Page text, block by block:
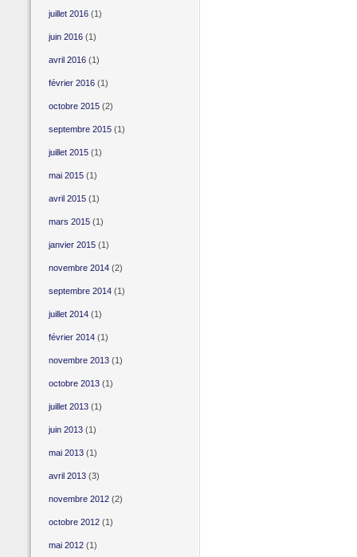
juillet 2016(1)
juin 2016(1)
avril 2016(1)
février 2016(1)
octobre 2015(2)
septembre 2015(1)
juillet 2015(1)
mai 2015(1)
avril 2015(1)
mars 2015(1)
janvier 2015(1)
novembre 2014(2)
septembre 2014(1)
juillet 2014(1)
février 2014(1)
novembre 2013(1)
octobre 2013(1)
juillet 2013(1)
juin 2013(1)
mai 2013(1)
avril 2013(3)
novembre 2012(2)
octobre 2012(1)
mai 2012(1)